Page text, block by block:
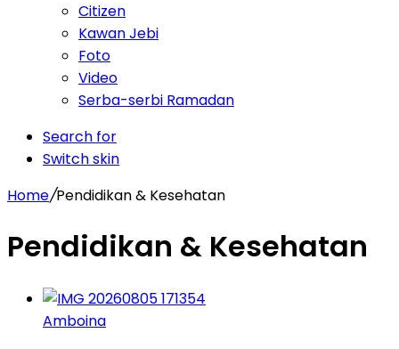
Citizen
Kawan Jebi
Foto
Video
Serba-serbi Ramadan
Search for
Switch skin
Home/Pendidikan & Kesehatan
Pendidikan & Kesehatan
Amboina